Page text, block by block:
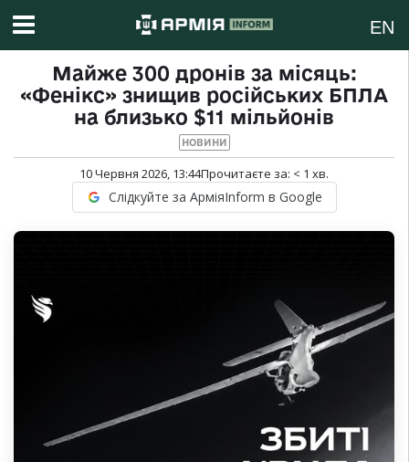
EN
Майже 300 дронів за місяць:
«Фенікс» знищив російських БПЛА
на близько $11 мільйонів
НОВИНИ
10 Червня 2026, 13:44Прочитаєте за: < 1 хв.
Слідкуйте за АрміяInform в Google